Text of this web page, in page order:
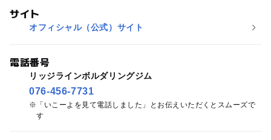
サイト
オフィシャル（公式）サイト
電話番号
リッジラインボルダリングジム
076-456-7731
「いこーよを見て電話しました」とお伝えいただくとスムーズで
す